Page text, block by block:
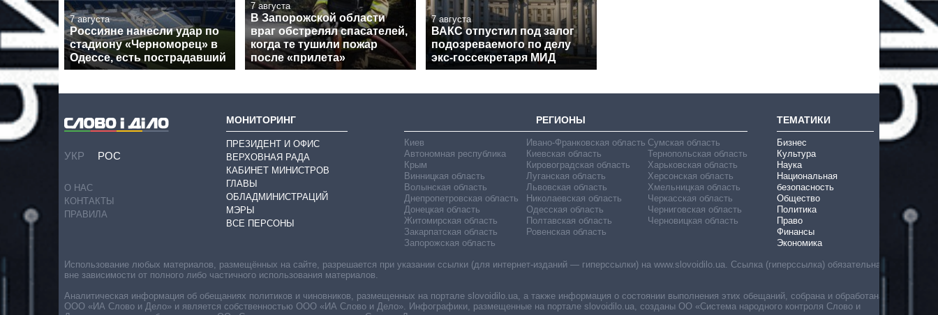
7 августа
Россияне нанесли удар по
стадиону «Черноморец» в
Одессе, есть пострадавший
7 августа
В Запорожской области
враг обстрелял спасателей,
когда те тушили пожар
после «прилета»
7 августа
ВАКС отпустил под залог
подозреваемого по делу
экс-госсекретаря МИД
УКР РОС
О НАС
КОНТАКТЫ
ПРАВИЛА
МОНИТОРИНГ
ПРЕЗИДЕНТ И ОФИС
ВЕРХОВНАЯ РАДА
КАБИНЕТ МИНИСТРОВ
ГЛАВЫ
ОБЛАДМИНИСТРАЦИЙ
МЭРЫ
ВСЕ ПЕРСОНЫ
РЕГИОНЫ
Киев
Автономная республика
Крым
Винницкая область
Волынская область
Днепропетровская область
Донецкая область
Житомирская область
Закарпатская область
Запорожская область
Ивано-Франковская область
Киевская область
Кировоградская область
Луганская область
Львовская область
Николаевская область
Одесская область
Полтавская область
Ровенская область
Сумская область
Тернопольская область
Харьковская область
Херсонская область
Хмельницкая область
Черкасская область
Черниговская область
Черновицкая область
ТЕМАТИКИ
Бизнес
Культура
Наука
Национальная
безопасность
Общество
Политика
Право
Финансы
Экономика
Использование любых материалов, размещённых на сайте, разрешается при указании ссылки (для интернет-изданий — гиперссылки) на www.slovoidilo.ua. Ссылка (гиперссылка) обязательна
вне зависимости от полного либо частичного использования материалов.
Аналитическая информация об обещаниях политиков и чиновников, размещенных на портале slovoidilo.ua, а также информация о состоянии выполнения этих обещаний, собрана и обработана
ООО «ИА Слово и Дело» и является собственностью ООО «ИА Слово и Дело». Инфографики, размещенные на портале slovoidilo.ua, созданы ОО «Система народного контроля Слово и